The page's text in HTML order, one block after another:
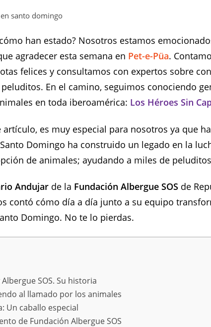
santo domingo
han estado? Nosotros estamos
agradecer esta semana en Pet-e-Püa.
felices y consultamos con expertos sobre
En el camino, seguimos conociendo
en toda iberoamérica: Los Héroes Sin
artículo, es muy especial para nosotros ya que
Domingo ha construido un legado en la
de animales; ayudando a miles de
Andujar de la Fundación Albergue SOS de
contó cómo día a día junto a su equipo
Domingo. No te lo pierdas.
SOS. Su historia
al llamado por los animales
Un caballo especial
de Fundación Albergue SOS